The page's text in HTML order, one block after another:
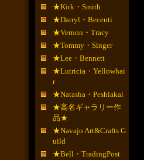
★Kirk・Smith
★Darryl・Becenti
★Vernon・Tracy
★Tommy・Singer
★Lee・Bennett
★Lutricia・Yellowhai
r
★Natasha・Peshlakai
★高名ギャラリー作
品★
★Navajo Art&Crafts G
uild
★Bell・TradingPost